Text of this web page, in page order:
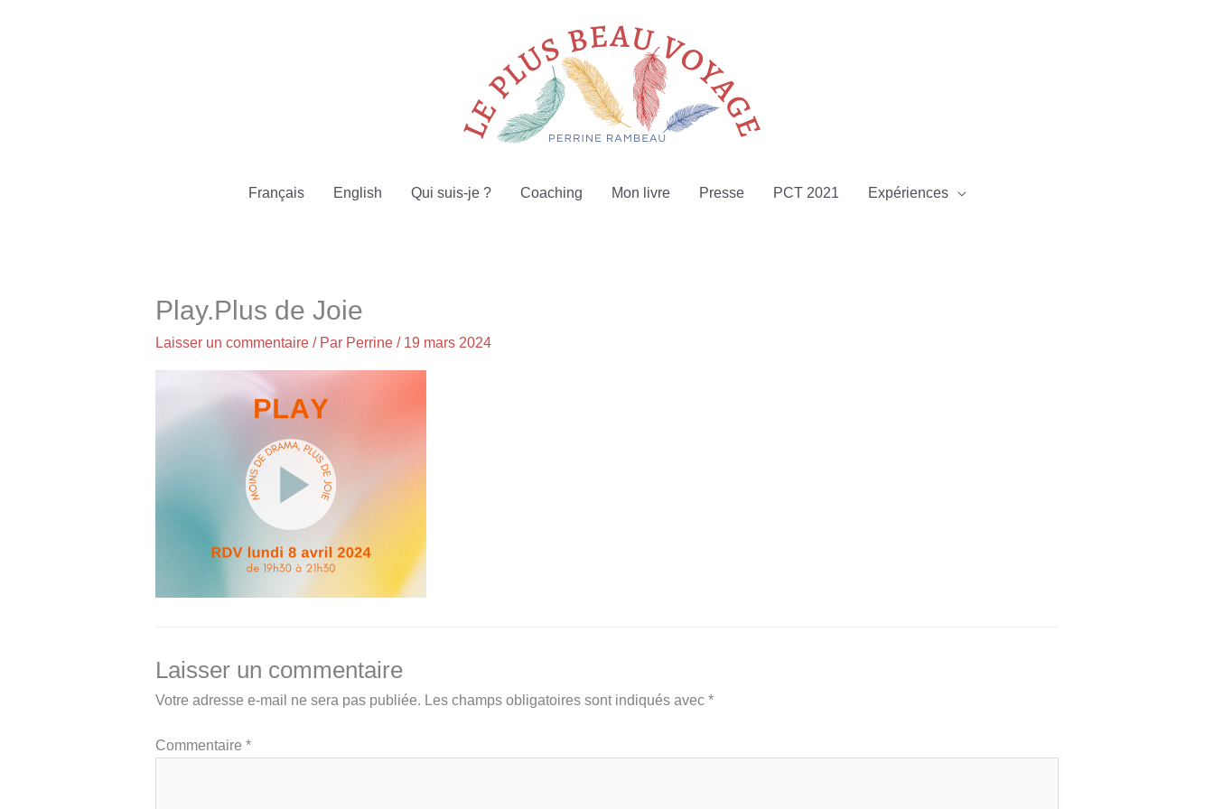
Français English Qui suis-je ? Coaching Mon livre Presse PCT 2021 Expériences
Play.Plus de Joie
Laisser un commentaire / Par Perrine / 19 mars 2024
Laisser un commentaire
Votre adresse e-mail ne sera pas publiée. Les champs obligatoires sont indiqués avec *
Commentaire *